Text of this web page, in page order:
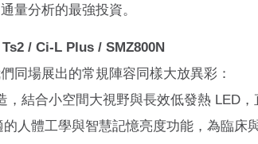
量分析的最強投資。
/ Ci-L Plus / SMZ800N
同場展出的常規陣容同樣大放異彩：
，結合小空間大視野與長效低發熱 LED
人體工學與智慧記憶亮度功能，為臨床